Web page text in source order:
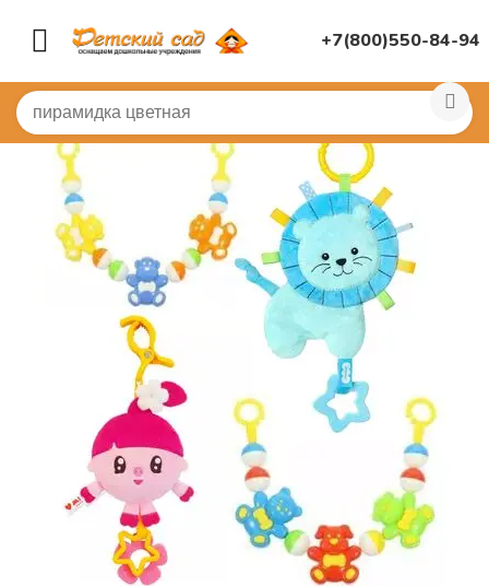
+7(800)550-84-94
Главная / (!) ГОТОВЫЕ ПОДБОРЫ ТОВАРОВ ПО